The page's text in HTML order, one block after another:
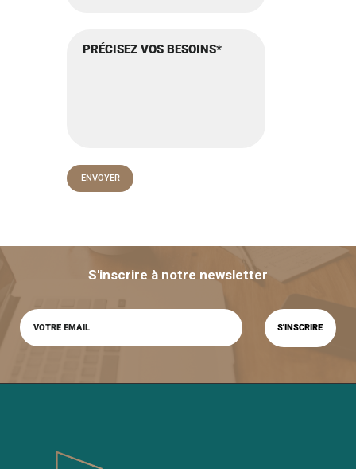
S'inscrire à notre newsletter